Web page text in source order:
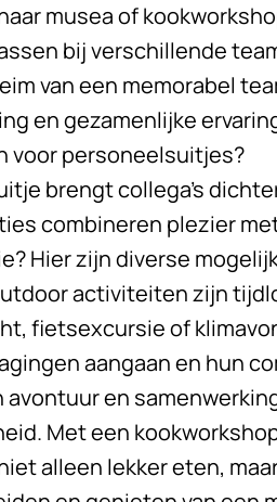
musea of
bij verschillende
van een memorabel
en gezamenlijke
voor personeelsuitjes?
brengt collega’s
combineren plezier
Hier zijn diverse
activiteiten zijn
fietsexcursie of
aangaan en hun
en
Met een
alleen lekker eten,